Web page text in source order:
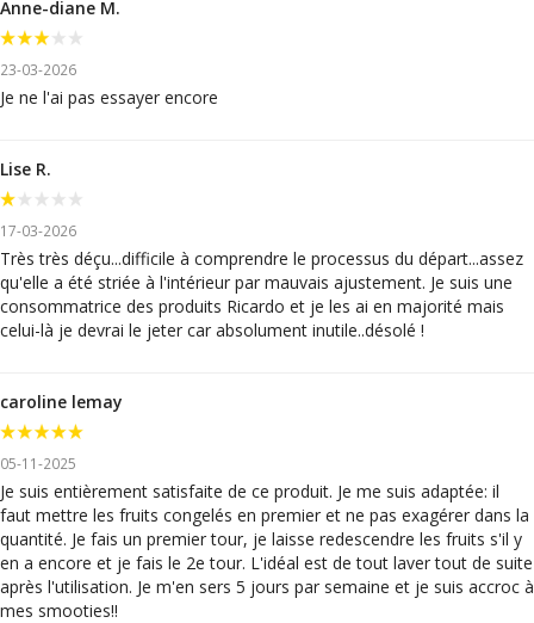
Anne-diane M.
23-03-2026
Je ne l'ai pas essayer encore
Lise R.
17-03-2026
Très très déçu...difficile à comprendre le processus du départ...assez
qu'elle a été striée à l'intérieur par mauvais ajustement. Je suis une
consommatrice des produits Ricardo et je les ai en majorité mais
celui-là je devrai le jeter car absolument inutile..désolé !
caroline lemay
05-11-2025
Je suis entièrement satisfaite de ce produit. Je me suis adaptée: il
faut mettre les fruits congelés en premier et ne pas exagérer dans la
quantité. Je fais un premier tour, je laisse redescendre les fruits s'il y
en a encore et je fais le 2e tour. L'idéal est de tout laver tout de suite
après l'utilisation. Je m'en sers 5 jours par semaine et je suis accroc à
mes smooties!!